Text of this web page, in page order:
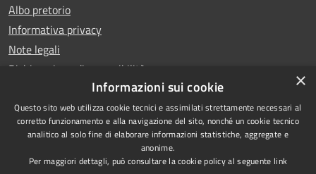
Albo pretorio
Informativa privacy
Note legali
Dichiarazione di accessibilità
RSS
Accessibilità
Copyright © 2024
•Comune di Vigo di
×
Informazioni sui cookie
Questo sito web utilizza cookie tecnici e assimilati strettamente necessari al
corretto funzionamento e alla navigazione del sito, nonché un cookie tecnico
analitico al solo fine di elaborare informazioni statistiche, aggregate e
anonime.
Per maggiori dettagli, può consultare la cookie policy al seguente link